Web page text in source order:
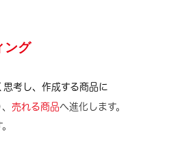
ング
考し、作成する商品に
売れる商品へ進化します。